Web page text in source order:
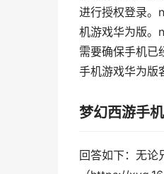
进行授权登录。
机游戏华为版。
需要确保手机已
手机游戏华为版
梦幻西游手
回答如下：无论